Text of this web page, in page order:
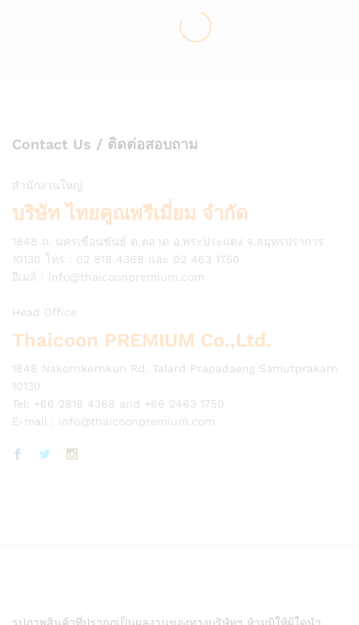
Contact Us / ติดต่อสอบถาม
สำนักงานใหญ่
บริษัท ไทยคูณพรีเมี่ยม จำกัด
1848 ถ. นครเขื่อนขันธ์ ต.ตลาด อ.พระประแดง จ.สมุทรปราการ
10130 โทร : 02 818 4368 และ 02 463 1750
อีเมล์ : info@thaicoonpremium.com
Head Office
Thaicoon PREMIUM Co.,Ltd.
1848 Nakornkernkun Rd. Talard Prapadaeng Samutprakarn
10130
Tel: +66 2818 4368 and +66 2463 1750
E-mail : info@thaicoonpremium.com